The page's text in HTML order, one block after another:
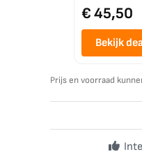
€ 45,50
Bekijk
Prijs en voorraad